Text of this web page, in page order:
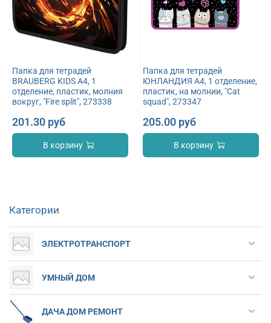
Папка для тетрадей
BRAUBERG KIDS А4, 1
отделение, пластик, молния
вокруг, "Fire split", 273338
201.30 руб
В корзину
Папка для тетрадей
ЮНЛАНДИЯ А4, 1 отделение,
пластик, на молнии, "Cat
squad", 273347
205.00 руб
В корзину
Категории
ЭЛЕКТРОТРАНСПОРТ
УМНЫЙ ДОМ
ДАЧА ДОМ РЕМОНТ